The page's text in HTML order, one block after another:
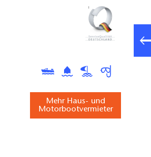
Mehr Haus- und
Motorbootvermieter